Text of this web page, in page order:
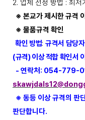
2. 업체 선정 방법 : 최저
※ 본교가 제시한 규격
※ 물품규격 확인
확인 방법:규격서 담당
(규격)이상 적합 확인서
- 연락처 : 054-779-
※ 동등 이상 규격의 판
판단합니다.